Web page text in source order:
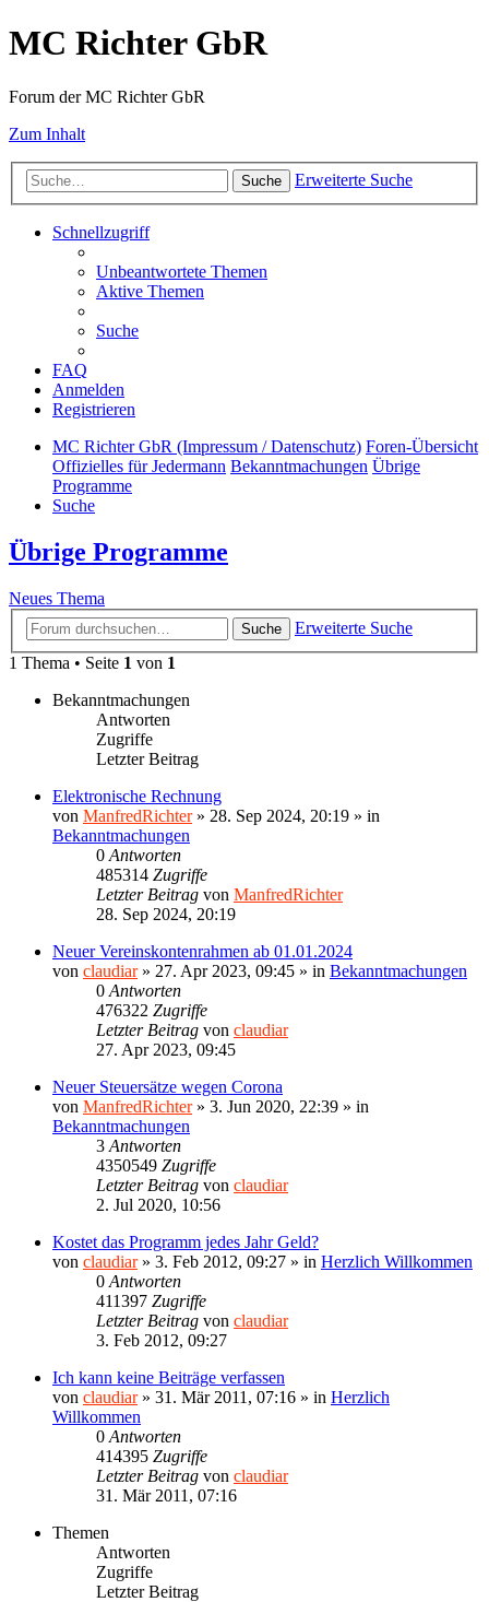
MC Richter GbR
Forum der MC Richter GbR
Zum Inhalt
Suche Erweiterte Suche
Schnellzugriff
Unbeantwortete Themen
Aktive Themen
Suche
FAQ
Anmelden
Registrieren
MC Richter GbR (Impressum / Datenschutz) Foren-Übersicht
Offizielles für Jedermann Bekanntmachungen Übrige
Programme
Suche
Übrige Programme
Neues Thema
Suche
Erweiterte Suche
1 Thema • Seite 1 von 1
Bekanntmachungen
Antworten
Zugriffe
Letzter Beitrag
Elektronische Rechnung
von ManfredRichter» 28. Sep 2024, 20:19 » in
Bekanntmachungen
0 Antworten
485314 Zugriffe
Letzter Beitrag von ManfredRichter
28. Sep 2024, 20:19
Neuer Vereinskontenrahmen ab 01.01.2024
von claudiar» 27. Apr 2023, 09:45 » in Bekanntmachungen
0 Antworten
476322 Zugriffe
Letzter Beitrag von claudiar
27. Apr 2023, 09:45
Neuer Steuersätze wegen Corona
von ManfredRichter» 3. Jun 2020, 22:39 » in
Bekanntmachungen
3 Antworten
4350549 Zugriffe
Letzter Beitrag von claudiar
2. Jul 2020, 10:56
Kostet das Programm jedes Jahr Geld?
von claudiar» 3. Feb 2012, 09:27 » in Herzlich Willkommen
0 Antworten
411397 Zugriffe
Letzter Beitrag von claudiar
3. Feb 2012, 09:27
Ich kann keine Beiträge verfassen
von claudiar» 31. Mär 2011, 07:16 » in Herzlich
Willkommen
0 Antworten
414395 Zugriffe
Letzter Beitrag von claudiar
31. Mär 2011, 07:16
Themen
Antworten
Zugriffe
Letzter Beitrag